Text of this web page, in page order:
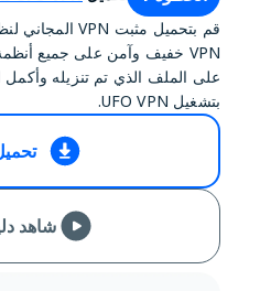
على الملف الذي تم تنزيله وأكمل
بتشغيل UFO VPN.
شاهد